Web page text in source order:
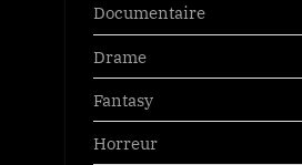
Documentaire
Drame
Fantasy
Horreur